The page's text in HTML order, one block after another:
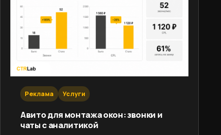
Реклама Услуги
Авито для монтажа окон: звонки и
чаты с аналитикой